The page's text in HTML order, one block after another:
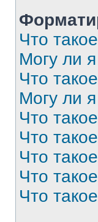
Что
Могу ли
Что
Могу ли
Что
Что
Что
Что
Что